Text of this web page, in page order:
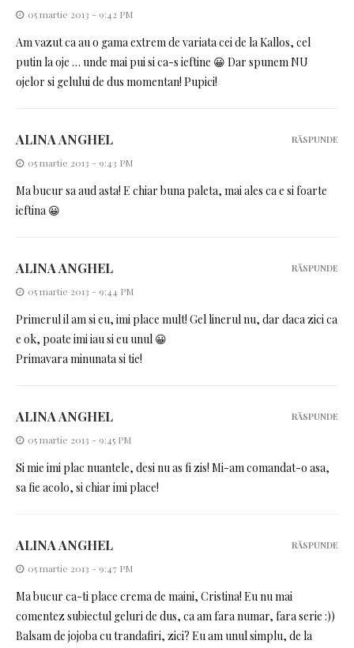
05 martie 2013 - 9:42 PM
Am vazut ca au o gama extrem de variata cei de la Kallos, cel
putin la oje … unde mai pui si ca-s ieftine 😀 Dar spunem NU
ojelor si gelului de dus momentan! Pupici!
ALINA ANGHEL
05 martie 2013 - 9:43 PM
Ma bucur sa aud asta! E chiar buna paleta, mai ales ca e si foarte
ieftina 😀
RĂSPUNDE
ALINA ANGHEL
05 martie 2013 - 9:44 PM
Primerul il am si eu, imi place mult! Gel linerul nu, dar daca zici ca
e ok, poate imi iau si eu unul 😀
Primavara minunata si tie!
RĂSPUNDE
ALINA ANGHEL
05 martie 2013 - 9:45 PM
Si mie imi plac nuantele, desi nu as fi zis! Mi-am comandat-o asa,
sa fie acolo, si chiar imi place!
RĂSPUNDE
ALINA ANGHEL
05 martie 2013 - 9:47 PM
Ma bucur ca-ti place crema de maini, Cristina! Eu nu mai
comentez subiectul geluri de dus, ca am fara numar, fara serie :))
Balsam de jojoba cu trandafiri, zici? Eu am unul simplu, de la
RĂSPUNDE